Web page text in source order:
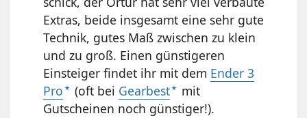
Extras, beide insgesamt eine sehr gute
Technik, gutes Maß zwischen zu klein
und zu groß. Einen günstigeren
Einsteiger findet ihr mit dem Ender 3
Pro
(oft bei Gearbest
mit
Gutscheinen noch günstiger!).